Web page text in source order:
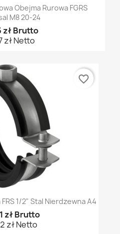
Obejma Rurowa FGRS
M8 20-24
zł Brutto
zł Netto
1/2" Stal Nierdzewna A4
zł Brutto
zł Netto
favorite_border